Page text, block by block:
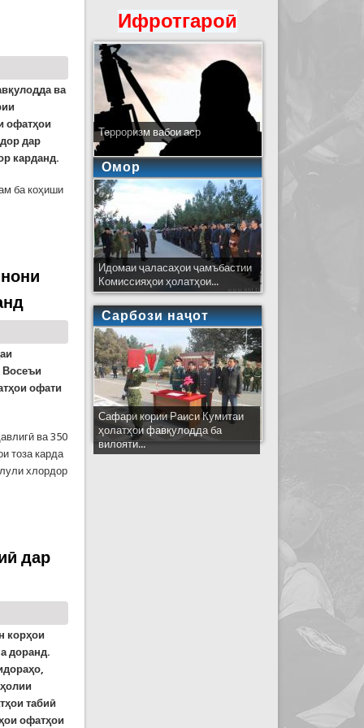
ва
офатҳои
дар
карданд.
ба коҳиши
Восеъи
офати
ва 350
тоза карда
хлордор
Гулистони ноҳияи Восеъ поккорӣ мешаванд
дар
корҳои
доранд.
табиӣ
офатҳои
Ифротгароӣ
Терроризм вабои аср
Омор
Идомаи ҷаласаҳои ҷамъбастии
Комиссияҳои ҳолатҳои...
Сарбози наҷот
Сафари кории Раиси Кумитаи
ҳолатҳои фавқулодда ба
вилояти...